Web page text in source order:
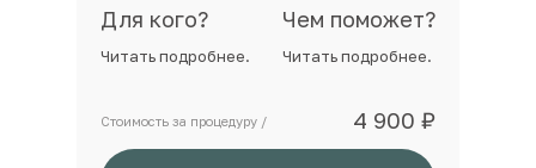
Для кого? Чем поможет?
Читать подробнее.
4 900 ₽
Стоимость за процедуру /
Читать подробнее.
Иглорефлексотерапия